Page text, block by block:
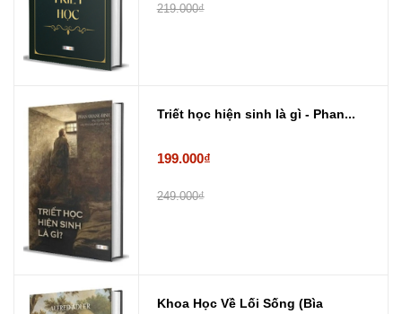
219.000₫
Triết học hiện sinh là gì - Phan...
199.000₫
249.000₫
Khoa Học Về Lối Sống (Bìa